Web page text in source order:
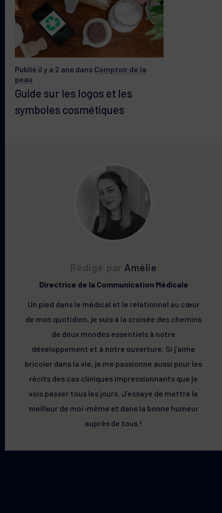
Publié il y a 2 ans dans Comptoir de la
peau
Guide sur les logos et les
symboles cosmétiques
Rédigé par Amélie
Directrice de la Communication Médicale
Un pied dans le médical et le relationnel au cœur
de mon quotidien, je suis à la croisée des chemins
de deux mondes essentiels à notre
développement et à notre ouverture. Si j’aime
bricoler dans la vie, je me passionne aussi pour les
récits des cas cliniques impressionnants que je
vois passer tous les jours. J’essaye de mettre le
meilleur de moi-même et dans la bonne humeur
auprès de tous !